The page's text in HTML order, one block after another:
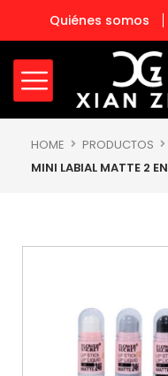
contenido
Quiénes somos
HOME PRODUCTOS
MINI LABIAL MATTE 2